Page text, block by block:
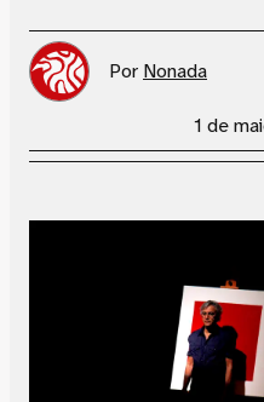
Por Nonada
1 de